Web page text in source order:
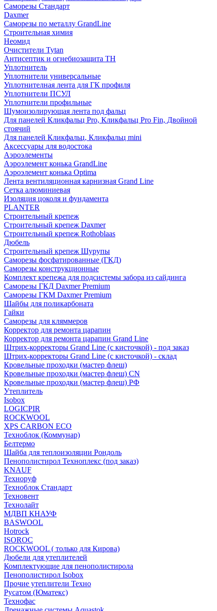
Саморезы Стандарт
Daxmer
Саморезы по металлу GrandLine
Строительная химия
Неомид
Очистители Tytan
Антисептик и огнебиозащита ТН
Уплотнитель
Уплотнители универсальные
Уплотнителная лента для ГК профиля
Уплотнители ПСУЛ
Уплотнители профильные
Шумоизолирующая лента под фальц
Для панелей Кликфальц Pro, Кликфальц Pro Fin, Двойной
стоячий
Для панелей Кликфальц, Кликфальц mini
Аксессуары для водостока
Аэроэлементы
Аэроэлемент конька GrandLine
Аэроэлемент конька Optima
Лента вентиляционная карнизная Grand Line
Сетка алюминиевая
Изоляция цоколя и фундамента
PLANTER
Строительный крепеж
Строительный крепеж Daxmer
Строительный крепеж Rothoblaas
Дюбель
Строительный крепеж Шурупы
Саморeзы фосфатированные (ГКД)
Саморезы конструкционные
Комплект крепежа для подсистемы забора из сайдинга
Саморезы ГКД Daxmer Premium
Саморезы ГКМ Daxmer Premium
Шайбы для поликарбоната
Гайки
Саморезы для кляммеров
Корректор для ремонта царапин
Корректор для ремонта царапин Grand Line
Штрих-корректоры Grand Line (с кисточкой) - под заказ
Штрих-корректоры Grand Line (с кисточкой) - склад
Кровельные проходки (мастер флеш)
Кровельные проходки (мастер флеш) CN
Кровельные проходки (мастер флеш) РФ
Утеплитель
Isobox
LOGICPIR
ROCKWOOL
XPS CARBON ECO
Техноблок (Коммунар)
Белтермо
Шайба для теплоизоляции Рондоль
Пенополистирол Техноплекс (под заказ)
KNАUF
Технoруф
Техноблок Стандарт
Техновент
Технолайт
МДВП КНАУФ
BASWOOL
Hotrock
ISOROC
ROCKWOOL ( только для Кирова)
Дюбели для утеплителей
Комплектующие для пенополистирола
Пенополистирол Isobox
Прочие утеплители Техно
Русатом (Юматекс)
Технофас